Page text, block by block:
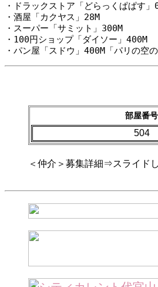
・ドラックストア「どらっくぱぱす」
・酒屋「カクヤス」28M
・スーパー「サミット」300M
・100円ショップ「ダイソー」400M
・パン屋「スドウ」400M「パリの空
部屋番号
504
＜仲介＞募集詳細⇒スライド